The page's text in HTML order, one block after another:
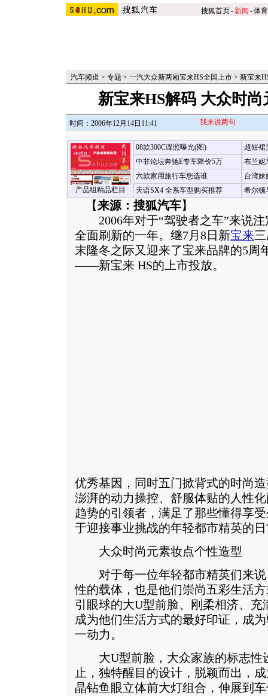
搜狐首页-新闻 -体育
汽车频道 > 专题 > 一汽大众新两厢宝来HS全国上市 > 新宝来
新宝来HS解码 大众时
时间：2006年12月14日11:41 我来说两句
产品组精品栏目
08款300C谍照曝光(图)
中非论坛奔驰E专车降价5万
六款家用旅行车您选谁
天语SX4 全系车型购买推荐
超短裙
布兰妮
台湾妹
希尔顿
【来源：搜狐汽车】
2006年对于“驾驶者之车”来说注
全面刷新的一年。继7月8日新宝来
末隆冬之际又迎来了宝来品牌的5周
——新宝来 HS的上市投放。
优秀基因，同时五门掀背式的时尚
澎湃的动力操控、舒服体贴的人性
趋势的引领者，满足了那些懂得享
于迎接事业挑战的年轻都市精英的
大众时尚元素妆点个性造型
对于每一位年轻都市精英们来说
性的载体，也是他们崇尚五彩生活
引眼球的大U型前脸、刚柔相济、
成为他们生活方式的最好印证，成
一动力。
大U型前脸，大众家族的标志性
止，独特醒目的设计，脱颖而出，
晶钻鱼眼立体前大灯组合，伸展到